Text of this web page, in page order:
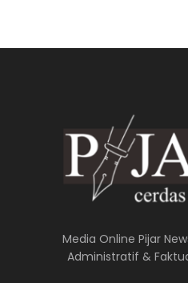
Media Online Pijar
Administratif &